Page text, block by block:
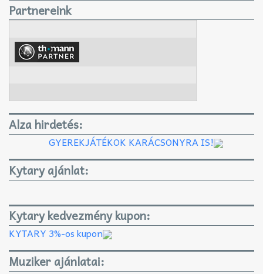
Partnereink
Alza hirdetés:
GYEREKJÁTÉKOK KARÁCSONYRA IS!
Kytary ajánlat:
Kytary kedvezmény kupon:
KYTARY 3%-os kupon
Muziker ajánlatai: